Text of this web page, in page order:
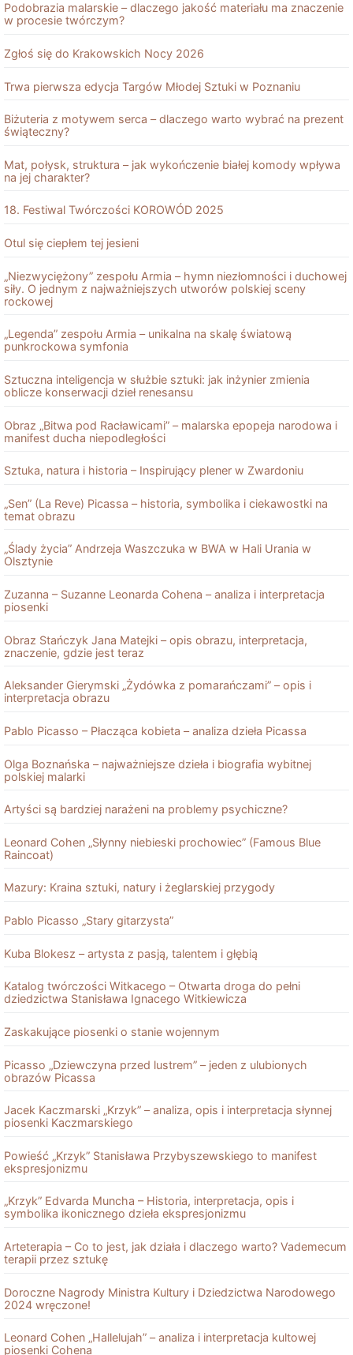
Podobrazia malarskie – dlaczego jakość materiału ma znaczenie
w procesie twórczym?
Zgłoś się do Krakowskich Nocy 2026
Trwa pierwsza edycja Targów Młodej Sztuki w Poznaniu
Biżuteria z motywem serca – dlaczego warto wybrać na prezent
świąteczny?
Mat, połysk, struktura – jak wykończenie białej komody wpływa
na jej charakter?
18. Festiwal Twórczości KOROWÓD 2025
Otul się ciepłem tej jesieni
„Niezwyciężony” zespołu Armia – hymn niezłomności i duchowej
siły. O jednym z najważniejszych utworów polskiej sceny
rockowej
„Legenda” zespołu Armia – unikalna na skalę światową
punkrockowa symfonia
Sztuczna inteligencja w służbie sztuki: jak inżynier zmienia
oblicze konserwacji dzieł renesansu
Obraz „Bitwa pod Racławicami” – malarska epopeja narodowa i
manifest ducha niepodległości
Sztuka, natura i historia – Inspirujący plener w Zwardoniu
„Sen” (La Reve) Picassa – historia, symbolika i ciekawostki na
temat obrazu
„Ślady życia” Andrzeja Waszczuka w BWA w Hali Urania w
Olsztynie
Zuzanna – Suzanne Leonarda Cohena – analiza i interpretacja
piosenki
Obraz Stańczyk Jana Matejki – opis obrazu, interpretacja,
znaczenie, gdzie jest teraz
Aleksander Gierymski „Żydówka z pomarańczami” – opis i
interpretacja obrazu
Pablo Picasso – Płacząca kobieta – analiza dzieła Picassa
Olga Boznańska – najważniejsze dzieła i biografia wybitnej
polskiej malarki
Artyści są bardziej narażeni na problemy psychiczne?
Leonard Cohen „Słynny niebieski prochowiec” (Famous Blue
Raincoat)
Mazury: Kraina sztuki, natury i żeglarskiej przygody
Pablo Picasso „Stary gitarzysta”
Kuba Blokesz – artysta z pasją, talentem i głębią
Katalog twórczości Witkacego – Otwarta droga do pełni
dziedzictwa Stanisława Ignacego Witkiewicza
Zaskakujące piosenki o stanie wojennym
Picasso „Dziewczyna przed lustrem” – jeden z ulubionych
obrazów Picassa
Jacek Kaczmarski „Krzyk” – analiza, opis i interpretacja słynnej
piosenki Kaczmarskiego
Powieść „Krzyk” Stanisława Przybyszewskiego to manifest
ekspresjonizmu
„Krzyk” Edvarda Muncha – Historia, interpretacja, opis i
symbolika ikonicznego dzieła ekspresjonizmu
Arteterapia – Co to jest, jak działa i dlaczego warto? Vademecum
terapii przez sztukę
Doroczne Nagrody Ministra Kultury i Dziedzictwa Narodowego
2024 wręczone!
Leonard Cohen „Hallelujah” – analiza i interpretacja kultowej
piosenki Cohena